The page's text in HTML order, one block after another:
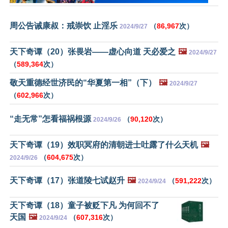
周公告诫康叔：戒崇饮 止淫乐 2024/9/27 （86,967次）
天下奇谭（20）张畏岩——虚心向道 天必爱之 🖼️ 2024/9/27
（589,364次）
敬天重德经世济民的“华夏第一相”（下） 🖼️ 2024/9/27
（602,966次）
“走无常”怎看福祸根源 2024/9/26 （90,120次）
天下奇谭（19）效职冥府的清朝进士吐露了什么天机 🖼️
2024/9/26 （604,675次）
天下奇谭（17）张道陵七试赵升 🖼️ 2024/9/24 （591,222次）
天下奇谭（18）童子被贬下凡 为何回不了
天国 🖼️ 2024/9/24 （607,316次）